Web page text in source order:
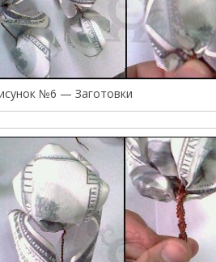
№6 — Заготовки